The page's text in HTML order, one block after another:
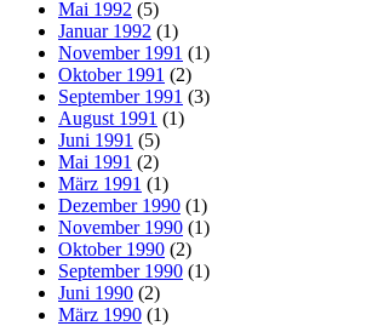
Mai 1992 (5)
Januar 1992 (1)
November 1991 (1)
Oktober 1991 (2)
September 1991 (3)
August 1991 (1)
Juni 1991 (5)
Mai 1991 (2)
März 1991 (1)
Dezember 1990 (1)
November 1990 (1)
Oktober 1990 (2)
September 1990 (1)
Juni 1990 (2)
März 1990 (1)